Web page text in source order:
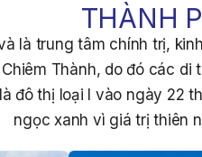
THÀNH
là trung tâm chính trị,
Thành, do đó các
đô thị loại I vào ngày 22
ngọc xanh vì giá trị thiên